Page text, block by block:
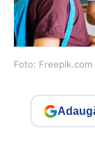
Foto: Freepik.com